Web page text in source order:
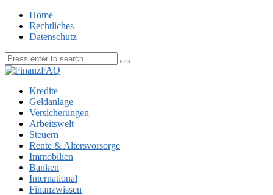
Home
Rechtliches
Datenschutz
Kredite
Geldanlage
Versicherungen
Arbeitswelt
Steuern
Rente & Altersvorsorge
Immobilien
Banken
International
Finanzwissen